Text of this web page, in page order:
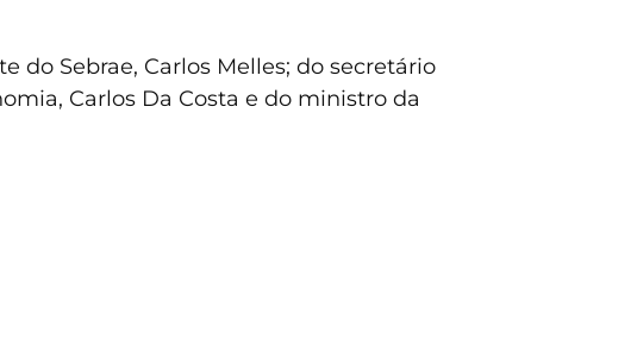
do Sebrae, Carlos Melles; do secretário
Carlos Da Costa e do ministro da